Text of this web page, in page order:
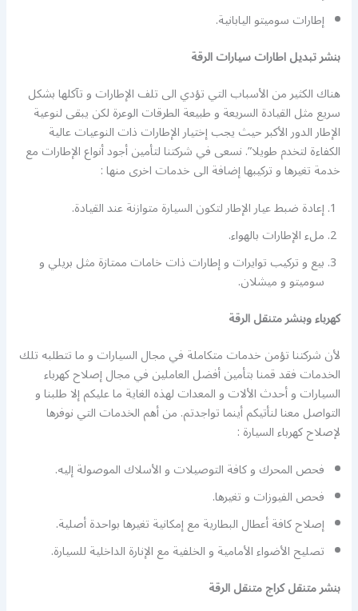
إطارات سوميتو اليابانية.
بنشر تبديل اطارات سيارات الرقة
هناك الكثير من الأسباب التي تؤدي الى تلف الإطارات و تآكلها بشكل
سريع مثل القيادة السريعة و طبيعة الطرقات الوعرة لكن يبقى لنوعية
الإطار الدور الأكبر حيث يجب إختيار الإطارات ذات النوعيات عالية
الكفاءة لتخدم طويلا”. نسعى في شركتنا لتأمين أجود أنواع الإطارات مع
خدمة تغيرها و تركيبها إضافة الى خدمات اخرى منها :
إعادة ضبط عيار الإطار لتكون السيارة متوازنة عند القيادة.
ملء الإطارات بالهواء.
بيع و تركيب توايرات و إطارات ذات خامات ممتازة مثل بريلي و
سوميتو و ميشلان.
كهرباء وبنشر متنقل الرقة
لأن شركتنا تؤمن خدمات متكاملة في مجال السيارات و ما تتطلبه تلك
الخدمات فقد قمنا بتأمين أفضل العاملين في مجال إصلاح كهرباء
السيارات و أحدث الألات و المعدات لهذه الغاية ما عليكم إلا طلبنا و
التواصل معنا لنأتيكم أينما تواجدتم. من أهم الخدمات التي نوفرها
ﻹصلاح كهرباء السيارة :
فحص المحرك و كافة التوصيلات و الأسلاك الموصولة إليه.
فحص الفيوزات و تغيرها.
إصلاح كافة أعطال البطارية مع إمكانية تغيرها بواحدة أصلية.
تصليح الأضواء الأمامية و الخلفية مع الإنارة الداخلية للسيارة.
بنشر متنقل كراج متنقل الرقة